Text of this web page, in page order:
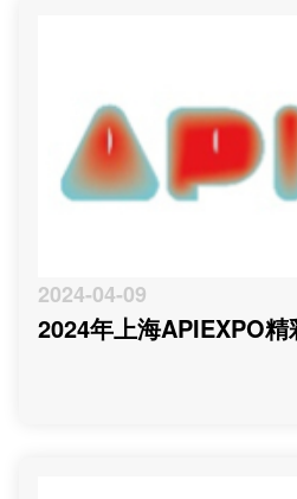
2024-04-09
2024年上海APIEXPO